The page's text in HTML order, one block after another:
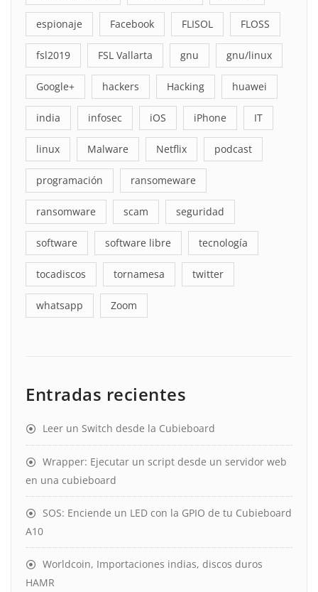
espionaje Facebook FLISOL FLOSS
fsl2019 FSL Vallarta gnu gnu/linux
Google+ hackers Hacking huawei
india infosec iOS iPhone IT
linux Malware Netflix podcast
programación ransomeware
ransomware scam seguridad
software software libre tecnología
tocadiscos tornamesa twitter
whatsapp Zoom
Entradas recientes
Leer un Switch desde la Cubieboard
Wrapper: Ejecutar un script desde un servidor web
en una cubieboard
SOS: Enciende un LED con la GPIO de tu Cubieboard
A10
Worldcoin, Importaciones indias, discos duros
HAMR